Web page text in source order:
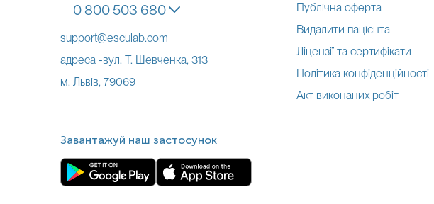
0 800 503 680
support@esculab.com
адреса -вул. Т. Шевченка, 313
м. Львів, 79069
Публічна оферта
Видалити пацієнта
Ліцензії та сертифікати
Політика конфіденційності
Акт виконаних робіт
Завантажуй наш застосунок